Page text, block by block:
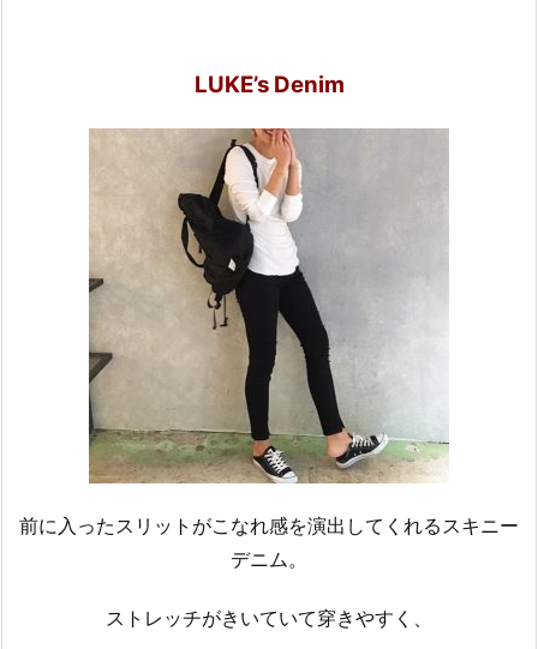
LUKE’s Denim
前に入ったスリットがこなれ感を演出してくれるスキニー
デニム。
ストレッチがきいていて穿きやすく、